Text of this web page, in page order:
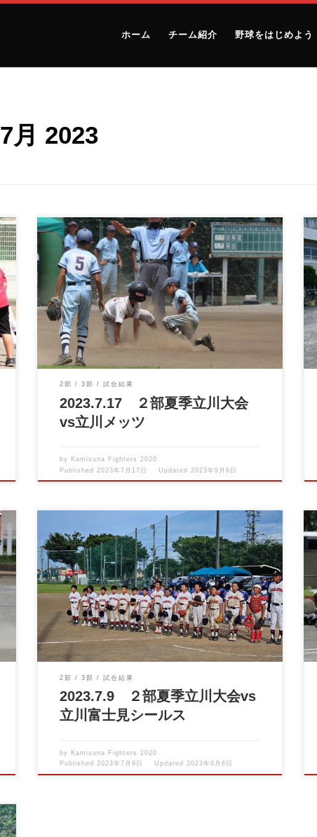
ホーム チーム紹介 野球をはじめよう
7月 2023
2023.7.17 ２部夏季立川大会(準決勝)vs立川メッツ
５年 […]
2部 3部 試合結果
2023.7.17 ２部夏季立川大会
vs立川メッツ
by Kamisuna Fighters 2020
Published 2023年7月17日 Updated 2023年9月6日
2023.7.9 ２部夏季立川大会vs立川富士見シールス 立
川大会初戦 初戦突破 […]
2部 3部 試合結果
2023.7.9 ２部夏季立川大会vs
立川富士見シールス
by Kamisuna Fighters 2020
Published2023年7月9日 Updated2023年9月6日